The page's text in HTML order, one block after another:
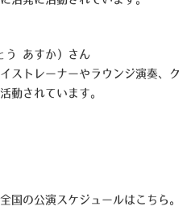
う あすか）さん
ストレーナーやラウンジ演奏、ク
動されています。
国の公演スケジュールはこちら。